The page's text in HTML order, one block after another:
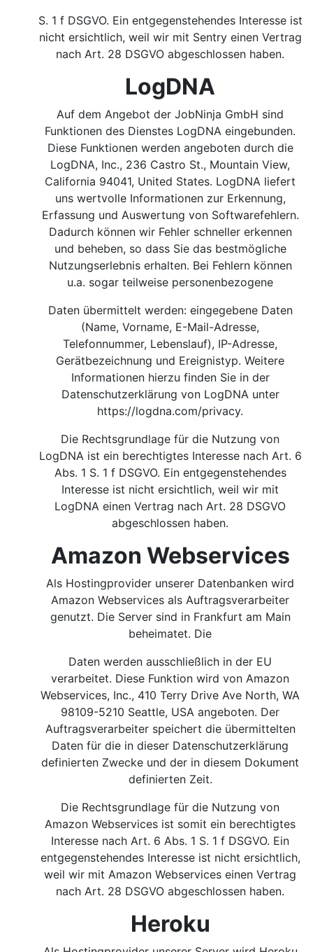
S. 1 f DSGVO. Ein entgegenstehendes Interesse ist
nicht ersichtlich, weil wir mit Sentry einen Vertrag
nach Art. 28 DSGVO abgeschlossen haben.
LogDNA
Auf dem Angebot der JobNinja GmbH sind
Funktionen des Dienstes LogDNA eingebunden.
Diese Funktionen werden angeboten durch die
LogDNA, Inc., 236 Castro St., Mountain View,
California 94041, United States. LogDNA liefert
uns wertvolle Informationen zur Erkennung,
Erfassung und Auswertung von Softwarefehlern.
Dadurch können wir Fehler schneller erkennen
und beheben, so dass Sie das bestmögliche
Nutzungserlebnis erhalten. Bei Fehlern können
u.a. sogar teilweise personenbezogene
Daten übermittelt werden: eingegebene Daten
(Name, Vorname, E-Mail-Adresse,
Telefonnummer, Lebenslauf), IP-Adresse,
Gerätbezeichnung und Ereignistyp. Weitere
Informationen hierzu finden Sie in der
Datenschutzerklärung von LogDNA unter
https://logdna.com/privacy.
Die Rechtsgrundlage für die Nutzung von
LogDNA ist ein berechtigtes Interesse nach Art. 6
Abs. 1 S. 1 f DSGVO. Ein entgegenstehendes
Interesse ist nicht ersichtlich, weil wir mit
LogDNA einen Vertrag nach Art. 28 DSGVO
abgeschlossen haben.
Amazon Webservices
Als Hostingprovider unserer Datenbanken wird
Amazon Webservices als Auftragsverarbeiter
genutzt. Die Server sind in Frankfurt am Main
beheimatet. Die
Daten werden ausschließlich in der EU
verarbeitet. Diese Funktion wird von Amazon
Webservices, Inc., 410 Terry Drive Ave North, WA
98109-5210 Seattle, USA angeboten. Der
Auftragsverarbeiter speichert die übermittelten
Daten für die in dieser Datenschutzerklärung
definierten Zwecke und der in diesem Dokument
definierten Zeit.
Die Rechtsgrundlage für die Nutzung von
Amazon Webservices ist somit ein berechtigtes
Interesse nach Art. 6 Abs. 1 S. 1 f DSGVO. Ein
entgegenstehendes Interesse ist nicht ersichtlich,
weil wir mit Amazon Webservices einen Vertrag
nach Art. 28 DSGVO abgeschlossen haben.
Heroku